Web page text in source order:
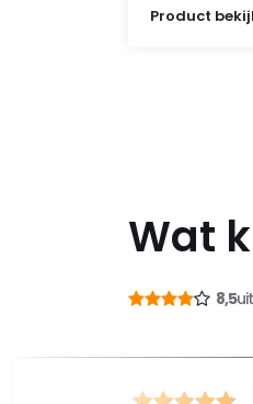
Product
Wat
8,5uit